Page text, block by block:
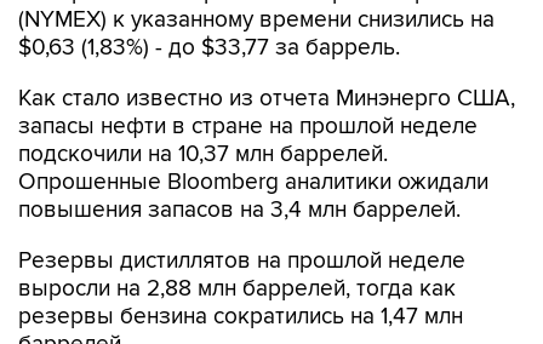
(NYMEX) к указанному времени снизились на
$0,63 (1,83%) - до $33,77 за баррель.
Как стало известно из отчета Минэнерго США,
запасы нефти в стране на прошлой неделе
подскочили на 10,37 млн баррелей.
Опрошенные Bloomberg аналитики ожидали
повышения запасов на 3,4 млн баррелей.
Резервы дистиллятов на прошлой неделе
выросли на 2,88 млн баррелей, тогда как
резервы бензина сократились на 1,47 млн